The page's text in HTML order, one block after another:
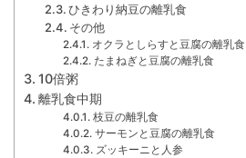
ひきわり納豆の離乳食
その他
オクラとしらすと豆腐の離乳食
たまねぎと豆腐の離乳食
10倍粥
離乳食中期
枝豆の離乳食
サーモンと豆腐の離乳食
ズッキーニと人参